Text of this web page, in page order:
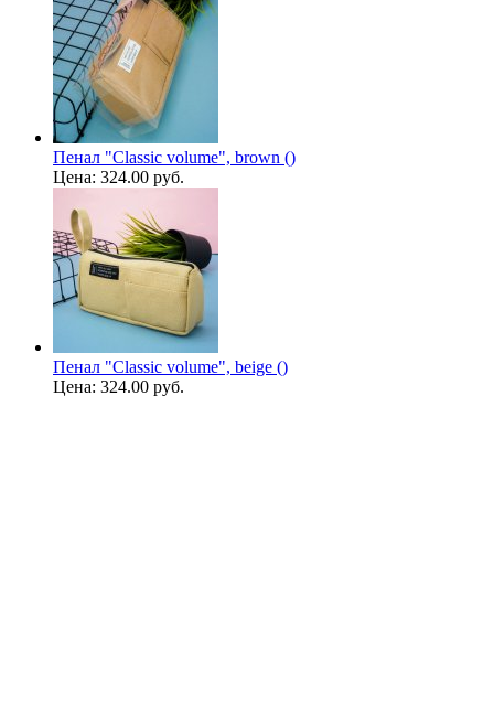
Пенал "Classic volume", brown ()
Цена: 324.00 руб.
Пенал "Classic volume", beige ()
Цена: 324.00 руб.